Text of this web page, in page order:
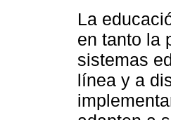
La
en tanto la
sistemas
línea y a